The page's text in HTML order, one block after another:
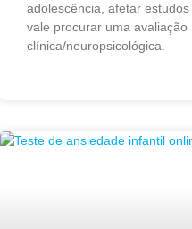
adolescência, afetar
vale procurar uma avaliação
clínica/neuropsicológica.